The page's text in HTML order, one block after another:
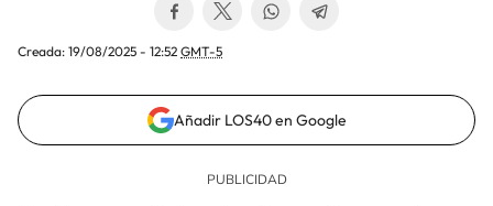
Creada: 19/08/2025 - 12:52 GMT-5
Añadir LOS40 en Google